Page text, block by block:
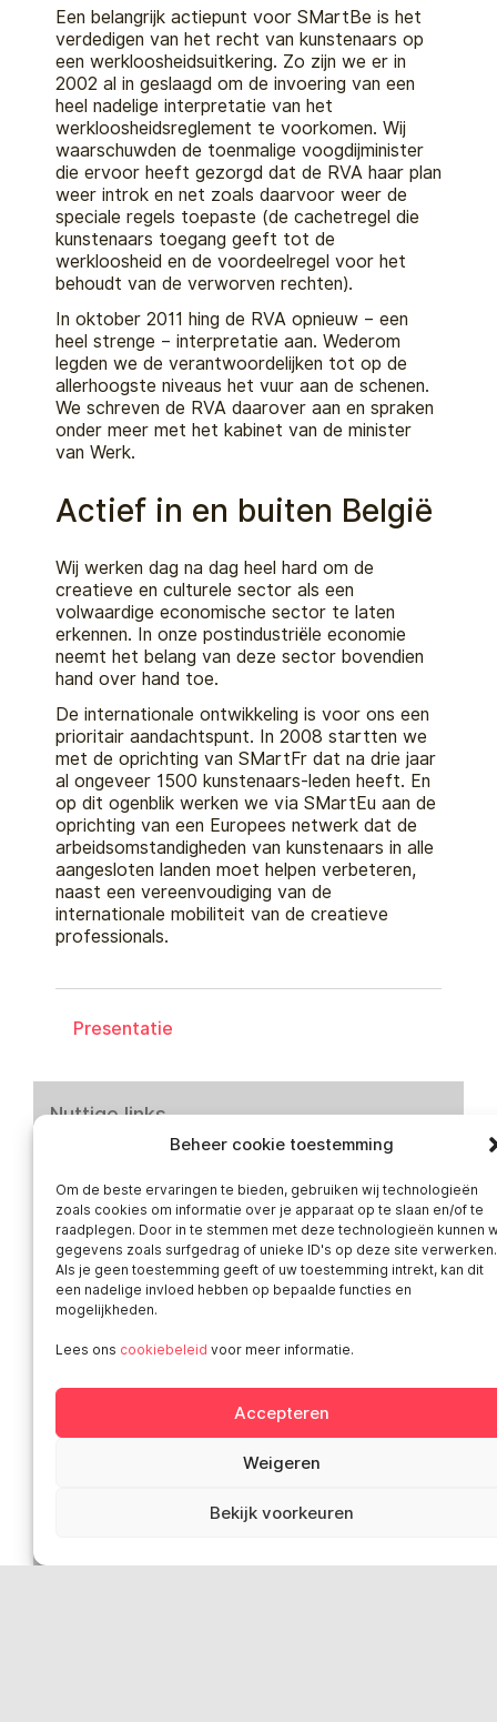
Beheer cookie toestemming
Om de beste ervaringen te bieden, gebruiken wij technologieën
zoals cookies om informatie over je apparaat op te slaan en/of te
raadplegen. Door in te stemmen met deze technologieën kunnen
gegevens zoals surfgedrag of unieke ID's op deze site verwerken.
Als je geen toestemming geeft of uw toestemming intrekt, kan dit
een nadelige invloed hebben op bepaalde functies en
mogelijkheden.
Lees ons cookiebeleid voor meer informatie.
Accepteren
Weigeren
Bekijk voorkeuren
Een belangrijk actiepunt voor SMartBe is het
verdedigen van het recht van kunstenaars op
een werkloosheidsuitkering. Zo zijn we er in
2002 al in geslaagd om de invoering van een
heel nadelige interpretatie van het
werkloosheidsreglement te voorkomen. Wij
waarschuwden de toenmalige voogdijminister
die ervoor heeft gezorgd dat de RVA haar plan
weer introk en net zoals daarvoor weer de
speciale regels toepaste (de cachetregel die
kunstenaars toegang geeft tot de
werkloosheid en de voordeelregel voor het
behoudt van de verworven rechten).
In oktober 2011 hing de RVA opnieuw – een
heel strenge – interpretatie aan. Wederom
legden we de verantwoordelijken tot op de
allerhoogste niveaus het vuur aan de schenen.
We schreven de RVA daarover aan en spraken
onder meer met het kabinet van de minister
van Werk.
Actief in en buiten België
Wij werken dag na dag heel hard om de
creatieve en culturele sector als een
volwaardige economische sector te laten
erkennen. In onze postindustriële economie
neemt het belang van deze sector bovendien
hand over hand toe.
De internationale ontwikkeling is voor ons een
prioritair aandachtspunt. In 2008 startten we
met de oprichting van SMartFr dat na drie jaar
al ongeveer 1500 kunstenaars-leden heeft. En
op dit ogenblik werken we via SMartEu aan de
oprichting van een Europees netwerk dat de
arbeidsomstandigheden van kunstenaars in alle
aangesloten landen moet helpen verbeteren,
naast een vereenvoudiging van de
internationale mobiliteit van de creatieve
professionals.
Presentatie
Nuttige links
Publicaties
Vacatures
Pers
Contact
Bemiddeling-Ombudsdienst
Wettelijke bepalingen